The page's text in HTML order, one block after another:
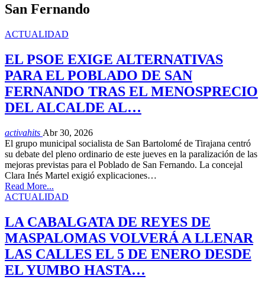
San Fernando
ACTUALIDAD
EL PSOE EXIGE ALTERNATIVAS
PARA EL POBLADO DE SAN
FERNANDO TRAS EL MENOSPRECIO
DEL ALCALDE AL…
activahits Abr 30, 2026
El grupo municipal socialista de San Bartolomé de Tirajana centró
su debate del pleno ordinario de este jueves en la paralización de las
mejoras previstas para el Poblado de San Fernando. La concejal
Clara Inés Martel exigió explicaciones…
Read More...
ACTUALIDAD
LA CABALGATA DE REYES DE
MASPALOMAS VOLVERÁ A LLENAR
LAS CALLES EL 5 DE ENERO DESDE
EL YUMBO HASTA…